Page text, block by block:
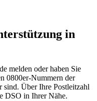
in
melden oder haben Sie
0800er-Nummern der
sind. Über Ihre Postleitzahl
DSO in Ihrer Nähe.